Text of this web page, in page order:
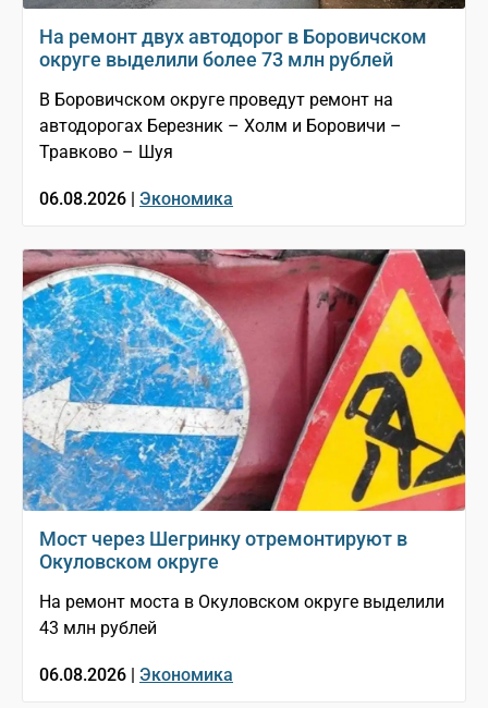
На ремонт двух автодорог в Боровичском
округе выделили более 73 млн рублей
В Боровичском округе проведут ремонт на
автодорогах Березник – Холм и Боровичи –
Травково – Шуя
06.08.2026 | Экономика
Мост через Шегринку отремонтируют в
Окуловском округе
На ремонт моста в Окуловском округе выделили
43 млн рублей
06.08.2026 | Экономика